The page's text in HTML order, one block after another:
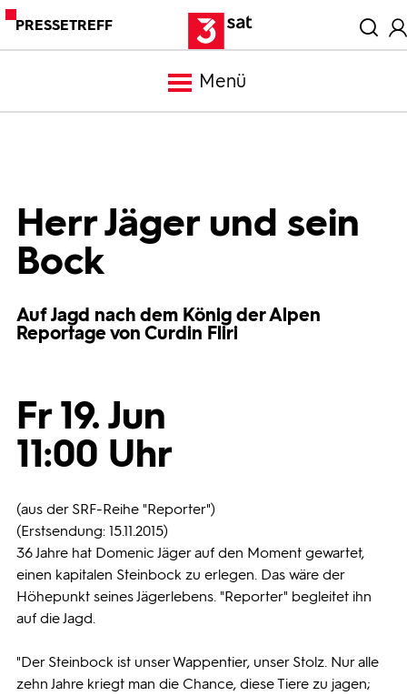
PRESSETREFF
Menü
Trailer
Programmwochen
3sat
Herr Jäger und sein
Bock
Auf Jagd nach dem König der Alpen
Reportage von Curdin Fliri
Fr 19. Jun
11:00 Uhr
(aus der SRF-Reihe "Reporter")
(Erstsendung: 15.11.2015)
36 Jahre hat Domenic Jäger auf den Moment gewartet,
einen kapitalen Steinbock zu erlegen. Das wäre der
Höhepunkt seines Jägerlebens. "Reporter" begleitet ihn
auf die Jagd.
"Der Steinbock ist unser Wappentier, unser Stolz. Nur alle
zehn Jahre kriegt man die Chance, diese Tiere zu jagen;